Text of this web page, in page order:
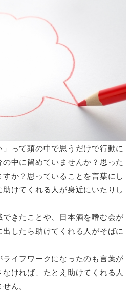
」って頭の中で思うだけで行動に
中に留めていませんか？思った
か？思っていることを言葉にし
けてくれる人が身近にいたりし
きたことや、日本酒を嗜む会が
したら助けてくれる人がそばに
イフワークになったのも言葉が
ければ、たとえ助けてくれる人
ん。